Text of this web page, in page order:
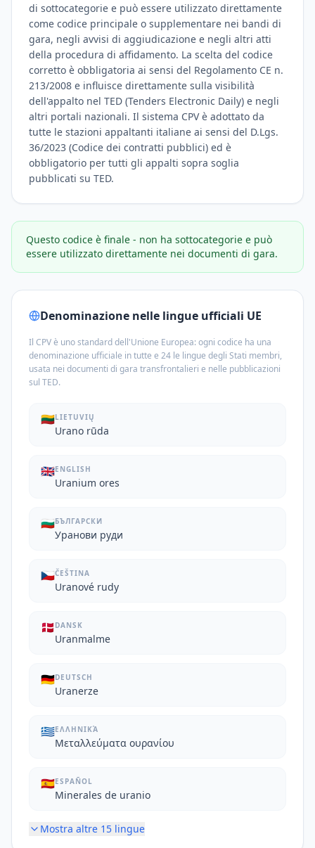
di sottocategorie e può essere utilizzato direttamente
come codice principale o supplementare nei bandi di
gara, negli avvisi di aggiudicazione e negli altri atti
della procedura di affidamento. La scelta del codice
corretto è obbligatoria ai sensi del Regolamento CE n.
213/2008 e influisce direttamente sulla visibilità
dell'appalto nel TED (Tenders Electronic Daily) e negli
altri portali nazionali. Il sistema CPV è adottato da
tutte le stazioni appaltanti italiane ai sensi del D.Lgs.
36/2023 (Codice dei contratti pubblici) ed è
obbligatorio per tutti gli appalti sopra soglia
pubblicati su TED.
Questo codice è finale - non ha sottocategorie e può
essere utilizzato direttamente nei documenti di gara.
Denominazione nelle lingue ufficiali UE
Il CPV è uno standard dell'Unione Europea: ogni codice ha una
denominazione ufficiale in tutte e 24 le lingue degli Stati membri,
usata nei documenti di gara transfrontalieri e nelle pubblicazioni
sul TED.
🇱🇹LIETUVIŲ
Urano rūda
🇬🇧ENGLISH
Uranium ores
🇧🇬БЪЛГАРСКИ
Уранови руди
🇨🇿ČEŠTINA
Uranové rudy
🇩🇰 DANSK
Uranmalme
🇩🇪DEUTSCH
Uranerze
🇬🇷ΕΛΛΗΝΙΚΆ
Μεταλλεύματα ουρανίου
🇪🇸ESPAÑOL
Minerales de uranio
Mostra altre 15 lingue